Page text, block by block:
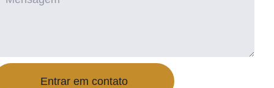
Entrar em contato